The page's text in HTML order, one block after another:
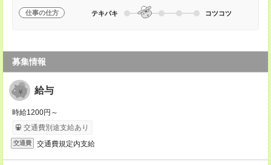
仕事の仕方 テキパキ コツコツ
募集情報
給与
時給1200円～
交通費別途支給あり
交通費 交通費規定内支給